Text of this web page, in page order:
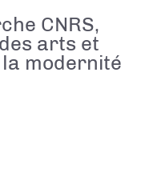
CNRS,
arts et
modernité